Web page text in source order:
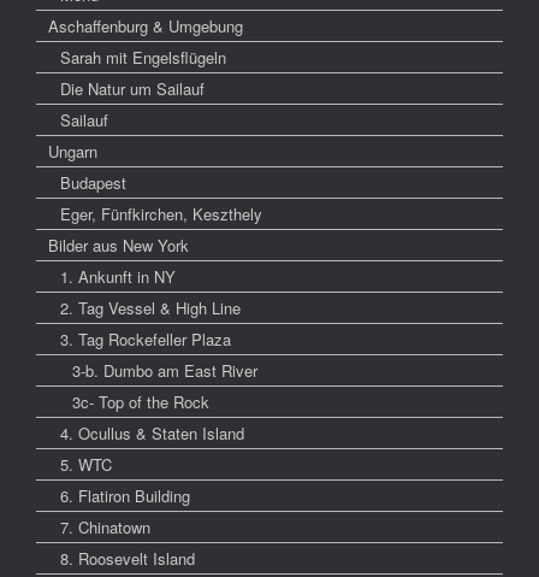
Aschaffenburg & Umgebung
Sarah mit Engelsflügeln
Die Natur um Sailauf
Sailauf
Ungarn
Budapest
Eger, Fünfkirchen, Keszthely
Bilder aus New York
1. Ankunft in NY
2. Tag Vessel & High Line
3. Tag Rockefeller Plaza
3-b. Dumbo am East River
3c- Top of the Rock
4. Ocullus & Staten Island
5. WTC
6. Flatiron Building
7. Chinatown
8. Roosevelt Island